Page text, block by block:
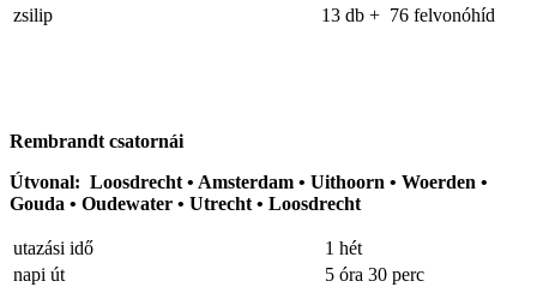
zsilip
13 db + 76 felvonóhíd
Rembrandt csatornái
Útvonal: Loosdrecht • Amsterdam • Uithoorn • Woerden •
Gouda • Oudewater • Utrecht • Loosdrecht
utazási idő
1 hét
napi út
5 óra 30 perc